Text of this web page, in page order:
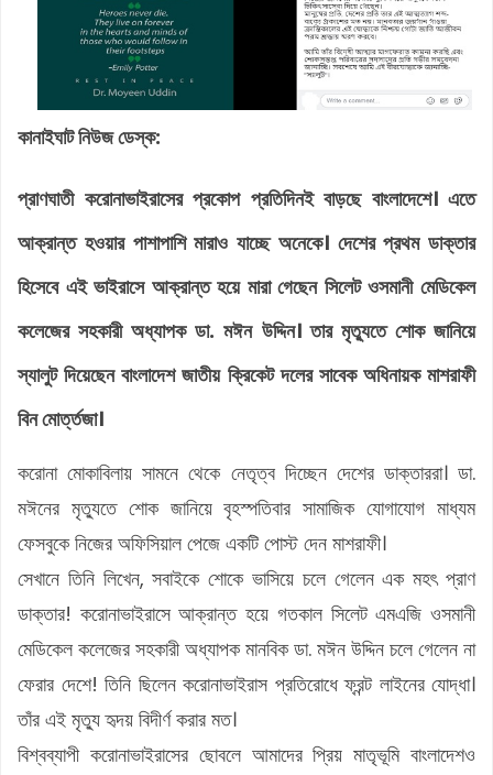
কানাইঘাট নিউজ ডেস্ক:
প্রাণঘাতী করোনাভাইরাসের প্রকোপ প্রতিদিনই বাড়ছে বাংলাদেশে। এতে
আক্রান্ত হওয়ার পাশাপাশি মারাও যাচ্ছে অনেকে। দেশের প্রথম ডাক্তার
হিসেবে এই ভাইরাসে আক্রান্ত হয়ে মারা গেছেন সিলেট ওসমানী মেডিকেল
কলেজের সহকারী অধ্যাপক ডা. মঈন উদ্দিন। তার মৃত্যুতে শোক জানিয়ে
স্যালুট দিয়েছেন বাংলাদেশ জাতীয় ক্রিকেট দলের সাবেক অধিনায়ক মাশরাফী
বিন মোর্ত্তজা।
করোনা মোকাবিলায় সামনে থেকে নেতৃত্ব দিচ্ছেন দেশের ডাক্তাররা। ডা.
মঈনের মৃত্যুতে শোক জানিয়ে বৃহস্পতিবার সামাজিক যোগাযোগ মাধ্যম
ফেসবুকে নিজের অফিসিয়াল পেজে একটি পোস্ট দেন মাশরাফী।
সেখানে তিনি লিখেন, সবাইকে শোকে ভাসিয়ে চলে গেলেন এক মহৎ প্রাণ
ডাক্তার! করোনাভাইরাসে আক্রান্ত হয়ে গতকাল সিলেট এমএজি ওসমানী
মেডিকেল কলেজের সহকারী অধ্যাপক মানবিক ডা. মঈন উদ্দিন চলে গেলেন না
ফেরার দেশে! তিনি ছিলেন করোনাভাইরাস প্রতিরোধে ফ্রন্ট লাইনের যোদ্ধা।
তাঁর এই মৃত্যু হৃদয় বিদীর্ণ করার মত।
বিশ্বব্যাপী করোনাভাইরাসের ছোবলে আমাদের প্রিয় মাতৃভূমি বাংলাদেশও